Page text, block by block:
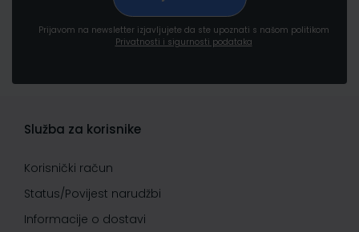
Prijavom na newsletter izjavljujete da ste upoznati s našom politikom
Privatnosti i sigurnosti podataka
Služba za korisnike
Korisnički račun
Status/Povijest narudžbi
Informacije o dostavi